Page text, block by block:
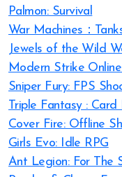
Palmon: Survival
War Machines：
Jewels of the Wild
Modern Strike
Sniper Fury: FPS
Triple Fantasy : Card
Cover Fire: Offline
Girls Evo: Idle RPG
Ant Legion: For The